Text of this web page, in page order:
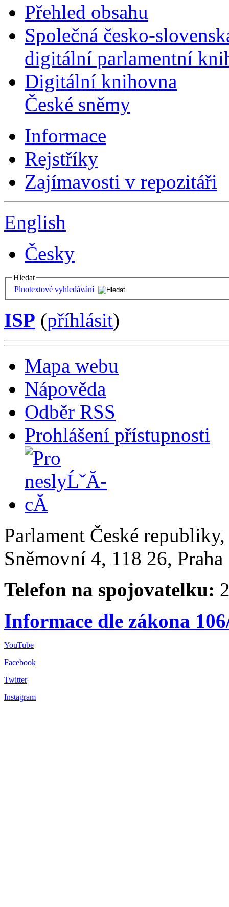
Přehled obsahu
Společná česko-
digitální parlamentní
Digitální knihovna
České sněmy
Informace
Rejstříky
Zajímavosti v repozitáři
English
Česky
Hledat
Plnotextové vyhledávání
ISP (příhlásit)
Mapa webu
Nápověda
Odběr RSS
Prohlášení přístupnosti
Parlament České
Sněmovní 4, 118 26,
Telefon na spojovatelku:
Informace dle zákona
YouTube
Facebook
Twitter
Instagram